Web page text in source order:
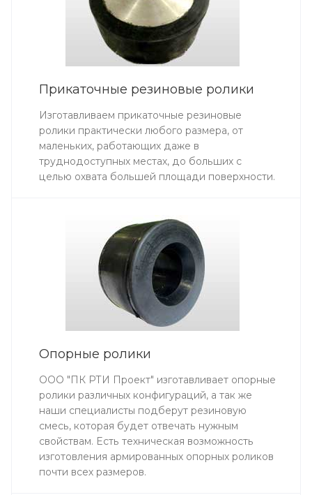
Прикаточные резиновые ролики
Изготавливаем прикаточные резиновые
ролики практически любого размера, от
маленьких, работающих даже в
труднодоступных местах, до больших с
целью охвата большей площади поверхности.
Опорные ролики
ООО "ПК РТИ Проект" изготавливает опорные
ролики различных конфигураций, а так же
наши специалисты подберут резиновую
смесь, которая будет отвечать нужным
свойствам. Есть техническая возможность
изготовления армированных опорных роликов
почти всех размеров.